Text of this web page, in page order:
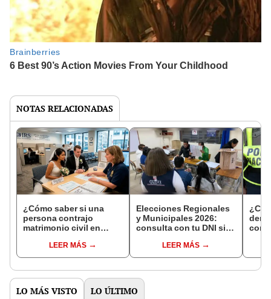
NOTAS RELACIONADAS
¿Cómo saber si una
persona contrajo
matrimonio civil en
LEER MÁS
Elecciones Regionales
y Municipales 2026:
consulta con tu DNI si
de mesa para este 4 de
octubre en el link oficial
LEER MÁS
con
LO MÁS VISTO LO ÚLTIMO